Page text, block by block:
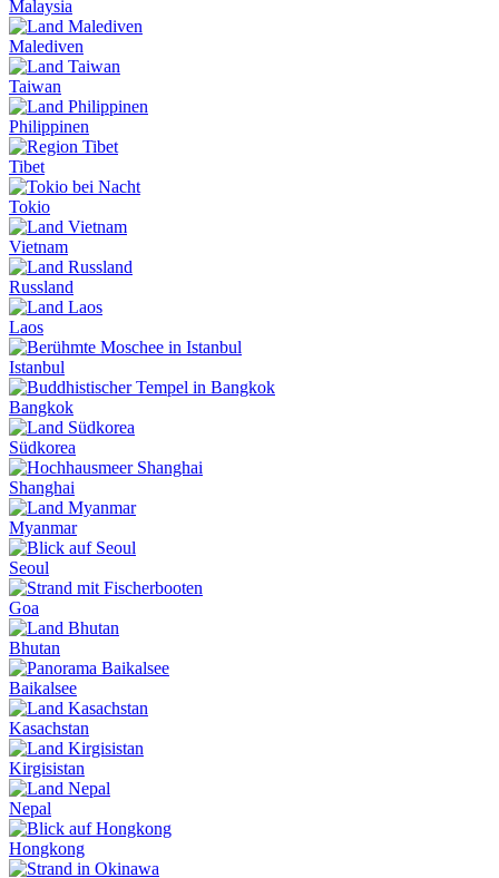
Malaysia
Malediven
Taiwan
Philippinen
Tibet
Tokio
Vietnam
Russland
Laos
Istanbul
Bangkok
Südkorea
Shanghai
Myanmar
Seoul
Goa
Bhutan
Baikalsee
Kasachstan
Kirgisistan
Nepal
Hongkong